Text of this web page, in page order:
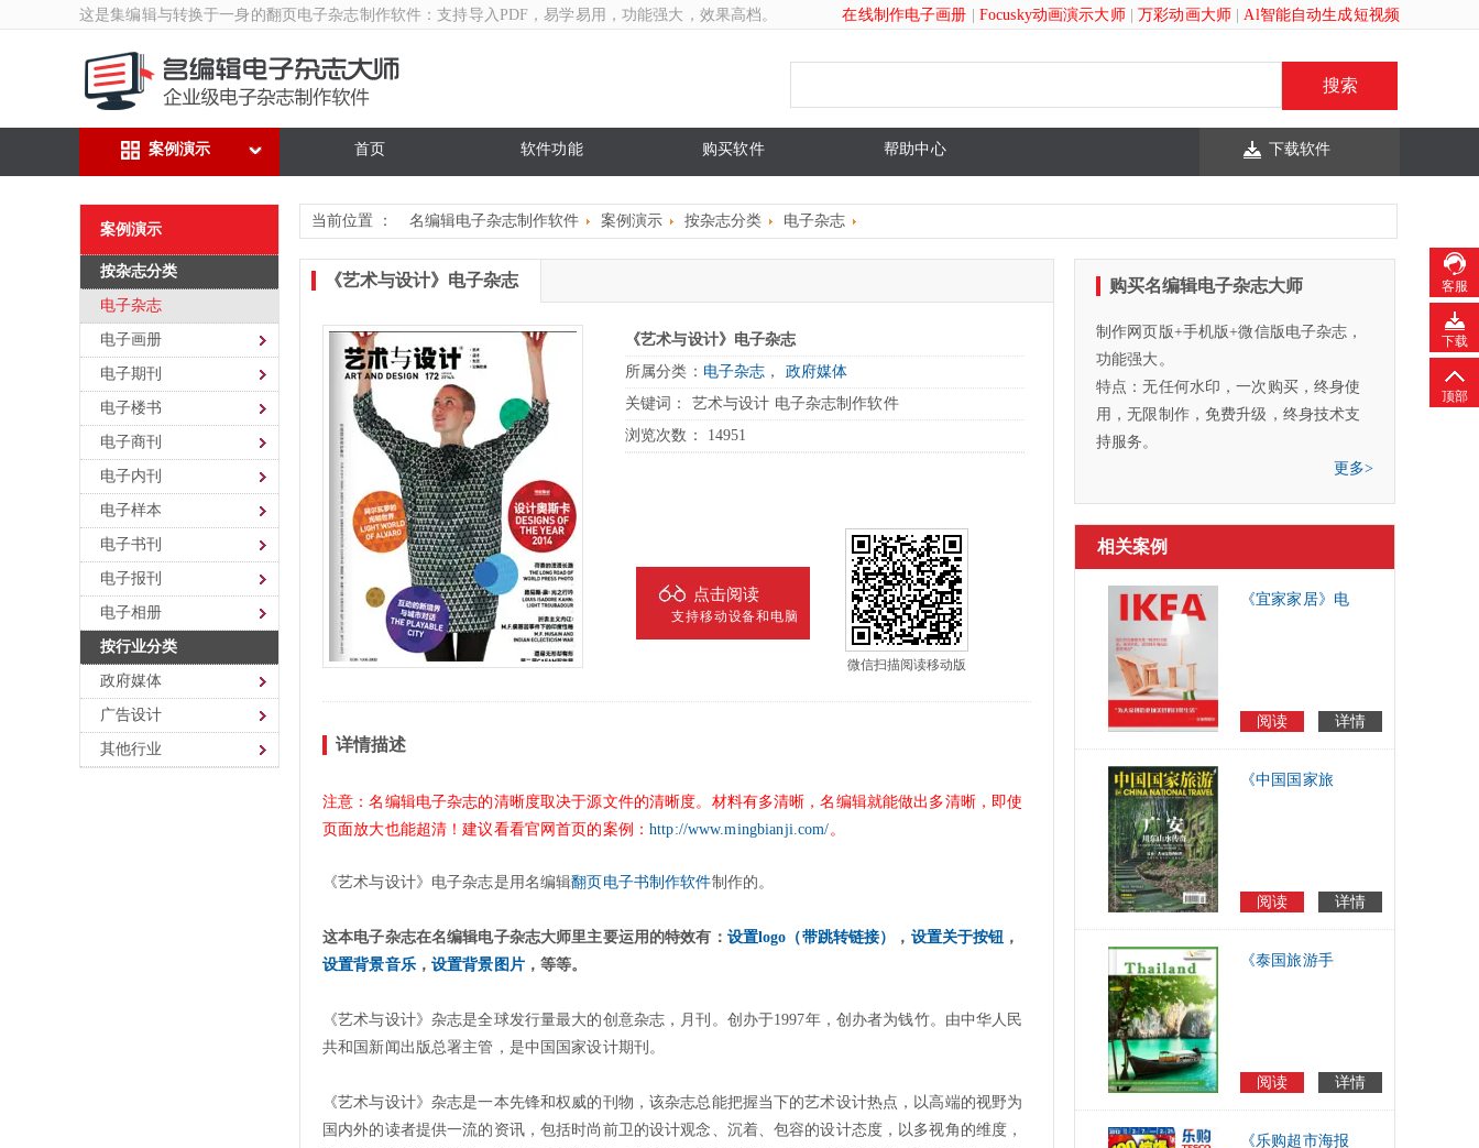
这是集编辑与转换于一身的翻页 电子杂志制作软件 ：支持导入PDF，易学易用，功能强大，效果高档。 在线制作电子画册 Focusky动画演示大师 |万彩动画大师 |Al智能自动生成短视频
首页
案例演示 软件功能 购买软件 帮助中心 下载软件
案例演示
按杂志分类
电子杂志
电子画册
电子期刊
电子楼书
电子商刊
电子内刊
电子样本
电子书刊
电子报刊
电子相册
按行业分类
政府媒体
广告设计
其他行业
当前位置 ： 名编辑电子杂志制作软件 案例演示 按杂志分类 电子杂志
《艺术与设计》电子杂志
《艺术与设计》电子杂志
所属分类： 电子杂志 ， 政府媒体
关键词： 艺术与设计 电子杂志制作软件
浏览次数： 14951
点击阅读
支持移动设备和电脑
微信扫描阅读移动版
详情描述
注意：名编辑电子杂志的清晰度取决于源文件的清晰度。材料有多清晰，名编辑就能做出多清晰，即使
页面放大也能超清！建议看看官网首页的案例： http://www.mingbianji.com/。
《艺术与设计》电子杂志是用名编辑翻页电子书制作软件制作的。
这本电子杂志在名编辑电子杂志大师里主要运用的特效有： 设置logo（带跳转链接） ， 设置关于按钮 ，
设置背景音乐， 设置背景图片， 等等。
《艺术与设计》杂志是全球发行量最大的创意杂志，月刊。创办于1997年，创办者为钱竹。由中华人民
共和国新闻出版总署主管，是中国国家设计期刊。
《艺术与设计》杂志是一本先锋和权威的刊物，该杂志总能把握当下的艺术设计热点，以高端的视野为
国内外的读者提供一流的资讯，包括时尚前卫的设计观念、沉着、包容的设计态度，以多视角的维度，
购买名编辑电子杂志大师
制作网页版+手机版+微信版电子杂志，
功能强大。
特点：无任何水印，一次购买，终身使
用，无限制作，免费升级，终身技术支
持服务。
更多>
相关案例
《宜家家居》电
阅读 详情
《中国国家旅
阅读 详情
《泰国旅游手
阅读 详情
《乐购超市海报
客服
下载
顶部